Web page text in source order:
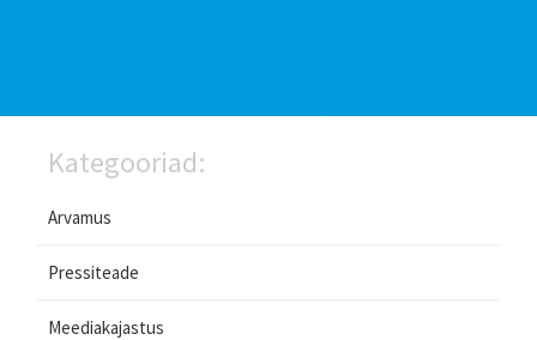
Kategooriad:
Arvamus
Pressiteade
Meediakajastus